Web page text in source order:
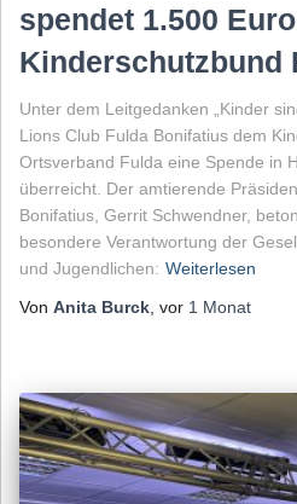
spendet 1.500
Kinderschutzbund
Unter dem Leitgedanken „Kinder
Lions Club Fulda Bonifatius dem
Ortsverband Fulda eine Spende in
überreicht. Der amtierende
Bonifatius, Gerrit Schwendner,
besondere Verantwortung der
und Jugendlichen: Weiterlesen
Von Anita Burck , vor 1 Monat